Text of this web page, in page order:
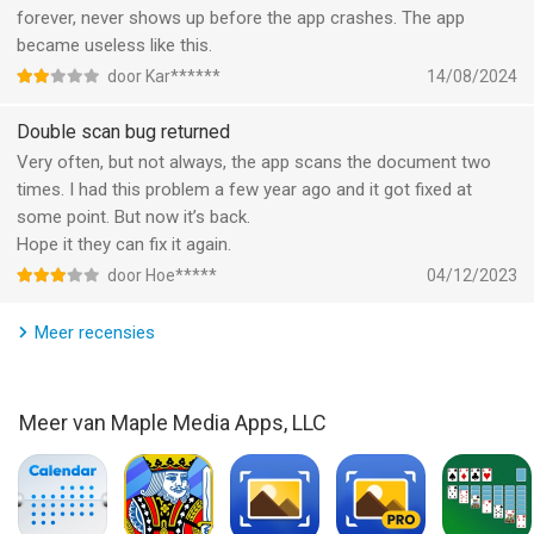
SwiftScan AI werkt met elk type document, van papieren
documenten tot visitekaartjes, QR-codes, barcodes, notities,
zelfs whiteboards of post-its. Het bewaart de documenten die
--- CONTACT OPNEMEN MET ONDERSTEUNING ---
Meer informatie: https://maplemedia.io/
Neem contact op: support@swiftscanapp.com
--- JURIDISCH ---
Servicevoorwaarden: https://maplemedia.io/terms-of-service/
Abonnementsvoorwaarden: De betaling voor abonnementen
verlengd, tenzij automatische verlenging ten minste 24 uur vóór
het einde van de huidige periode wordt uitgeschakeld. Het
account wordt binnen 24 uur vóór het einde van de huidige
periode in rekening gebracht voor verlenging, en identificeert de
forever, never shows up before the app crashes. The app
became useless like this.
door Kar****** 14/08/2024
Double scan bug returned
Very often, but not always, the app scans the document two
times. I had this problem a few year ago and it got fixed at
some point. But now it’s back.
Hope it they can fix it again.
door Hoe***** 04/12/2023
Meer recensies
Meer van Maple Media Apps, LLC